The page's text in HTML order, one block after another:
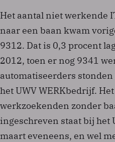
Het aantal niet werkende
naar een baan kwam
9312. Dat is 0,3 procent
2012, toen er nog 9341
automatiseerders
het UWV WERKbedrijf.
werkzoekenden zonder
ingeschreven staat bij het
maart eveneens, en wel